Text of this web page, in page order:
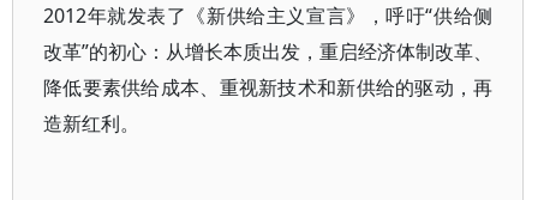
2012年就发表了《新供给主义宣言》，呼吁“供给侧
改革”的初心：从增长本质出发，重启经济体制改革、
降低要素供给成本、重视新技术和新供给的驱动，再
造新红利。